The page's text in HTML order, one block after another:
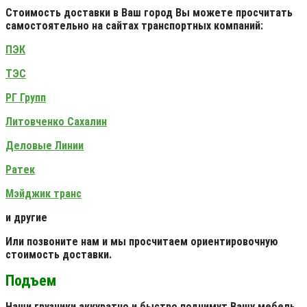
Стоимость доставки в Ваш город Вы можете просчитать
самостоятельно на сайтах транспортных компаний:
ПЭК
ТЭС
РГ Групп
Литовченко Сахалин
Деловые Линии
Ратек
Мэйджик транс
и другие
Или позвоните нам и мы просчитаем ориентировочную
стоимость доставки.
Подъем